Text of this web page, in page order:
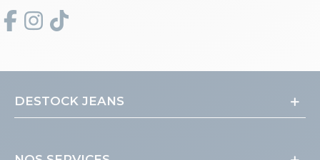
DESTOCK JEANS